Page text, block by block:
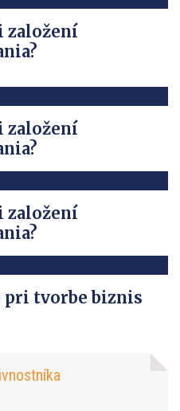
založení
založení
založení
pri tvorbe biznis